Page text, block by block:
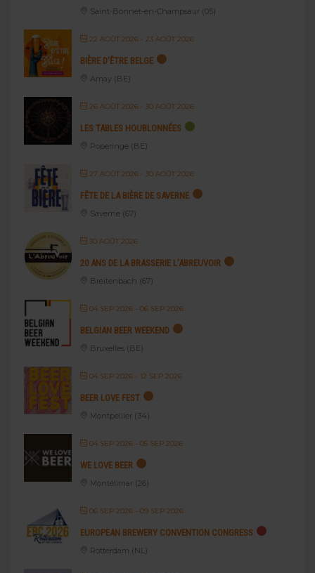
Saint-Bonnet-en-Champsaur (05)
22 AOÛT 2026- 23 AOÛT 2026
BIÈRE D’ÊTRE BELGE
Amay (BE)
26 AOÛT 2026- 30 AOÛT 2026
LES TABLES HOUBLONNÉES
Poperinge (BE)
27 AOÛT 2026- 30 AOÛT 2026
FÊTE DE LA BIÈRE DE SAVERNE
Saverne (67)
30 AOÛT 2026
20 ANS DE LA BRASSERIE L’ABREUVOIR
Breitenbach (67)
04 SEP 2026- 06 SEP 2026
BELGIAN BEER WEEKEND
Bruxelles (BE)
04 SEP 2026- 12 SEP 2026
BEER LOVE FEST
Montpellier (34)
04 SEP 2026- 05 SEP 2026
WE LOVE BEER
Montélimar (26)
06 SEP 2026- 09 SEP 2026
EUROPEAN BREWERY CONVENTION CONGRESS
Rotterdam (NL)